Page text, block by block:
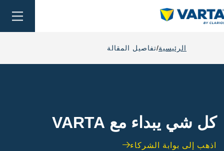
الرئيسية تفاصيل المقالة
كل شي يبداء مع VARTA
اذهب إلى بوابة الشركاء